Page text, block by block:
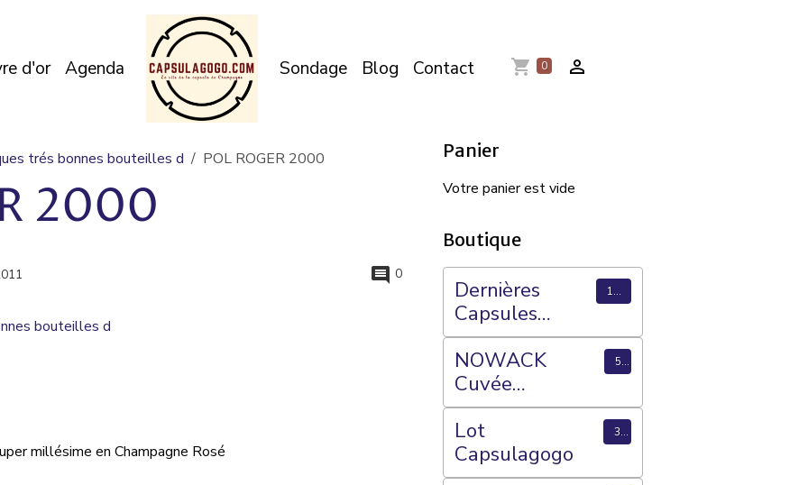
d'or Agenda Sondage Blog Contact 0
trés bonnes bouteilles d POL ROGER 2000
2000
0
bouteilles d
millésime en Champagne Rosé
Panier
Votre panier est vide
Boutique
Dernières
Capsules
ajoutées
1769
NOWACK
Cuvée
Anniversaire de
Mariage
56
Lot
Capsulagogo
3